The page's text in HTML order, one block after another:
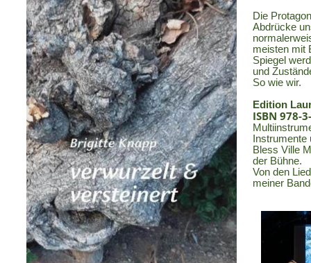
Die
Abdrücke
meisten mit
Spiegel
und
So wie wir.
Edition
ISBN 978-
BlessVille
der Bühne.
Von den
meiner